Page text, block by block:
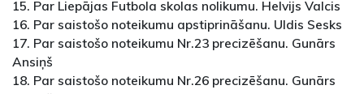
15. Par Liepājas Futbola skolas nolikumu. Helvijs Valcis
16. Par saistošo noteikumu apstiprināšanu. Uldis Sesks
17. Par saistošo noteikumu Nr.23 precizēšanu. Gunārs
Ansiņš
18. Par saistošo noteikumu Nr.26 precizēšanu. Gunārs